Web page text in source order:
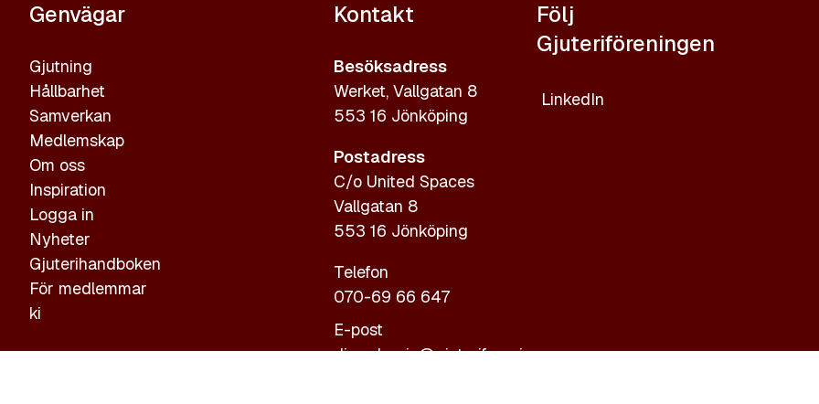
Genvägar
Gjutning
Hållbarhet
Samverkan
Medlemskap
Om oss
Inspiration
Logga in
Nyheter
Gjuterihandboken
För medlemmar
ki
Kontakt
Besöksadress
Werket, Vallgatan 8
553 16 Jönköping
Postadress
C/o United Spaces
Vallgatan 8
553 16 Jönköping
Telefon
070-69 66 647
E-post
diana.bogic@gjuteriforeningen.se
Följ
Gjuteriföreningen
LinkedIn